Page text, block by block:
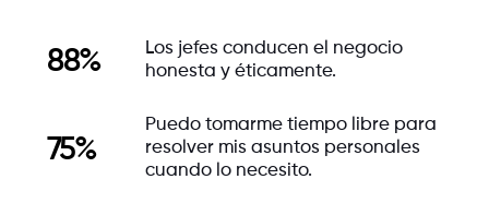
88%
Los jefes conducen el negocio
honesta y éticamente.
75%
Puedo tomarme tiempo libre para
resolver mis asuntos personales
cuando lo necesito.